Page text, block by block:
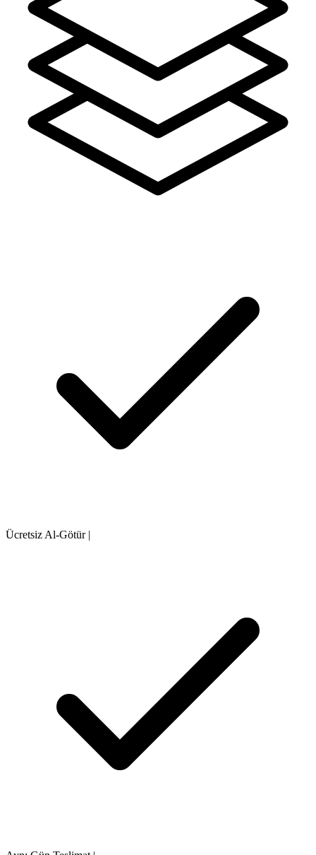
Ücretsiz Al-Götür |